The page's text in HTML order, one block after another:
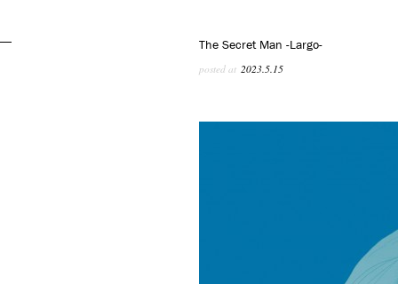
The Secret Man -Largo-
posted at 2023.5.15